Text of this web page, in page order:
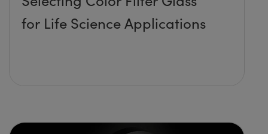
for Life Science Applications